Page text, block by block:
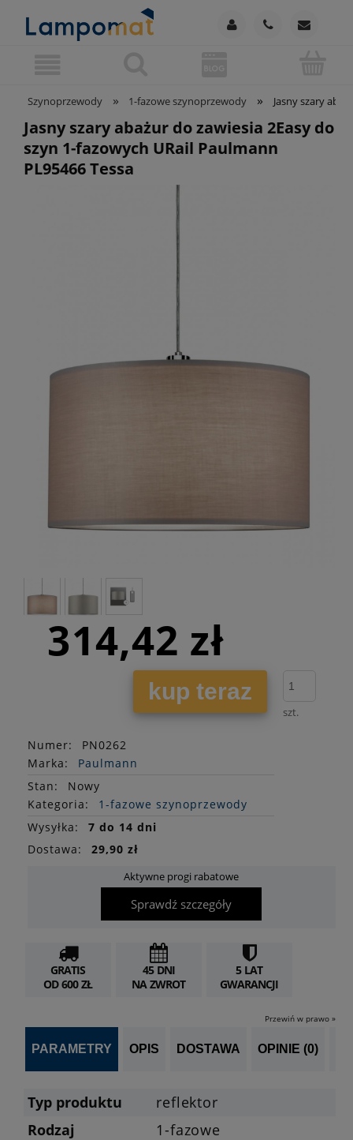
Szynoprzewody » 1-fazowe szynoprzewody » Jasny szary
Jasny szary abażur do zawiesia 2Easy do
szyn 1-fazowych URail Paulmann
PL95466 Tessa
314,42 zł
kup teraz
szt.
Numer:
PN0262
Marka:
Paulmann
Stan:
Nowy
Kategoria:
1-fazowe szynoprzewody
Wysyłka:
7 do 14 dni
Dostawa:
29,90 zł
Aktywne progi rabatowe
Sprawdź szczegóły
GRATIS
OD 600 ZŁ
45 DNI
NA ZWROT
5 LAT
GWARANCJI
Przewiń w prawo »
PARAMETRY OPIS DOSTAWA OPINIE (0)
Typ produktu
reflektor
Rodzaj
1-fazowe